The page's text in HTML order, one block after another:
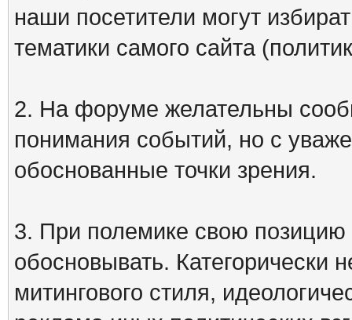
наши посетители могут
тематики самого сайта
2. На форуме желательны
понимания событий, но с
обоснованные точки зрения.
3. При полемике свою
обосновывать. Категорически
митингового стиля,